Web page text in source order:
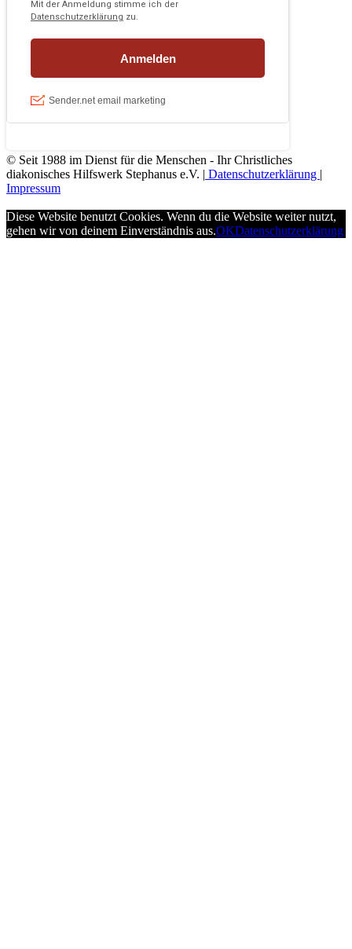
© Seit 1988 im Dienst für die Menschen - Ihr Christliches
diakonisches Hilfswerk Stephanus e.V. | Datenschutzerklärung |
Impressum
Diese Website benutzt Cookies. Wenn du die Website weiter nutzt,
gehen wir von deinem Einverständnis aus.OKDatenschutzerklärung